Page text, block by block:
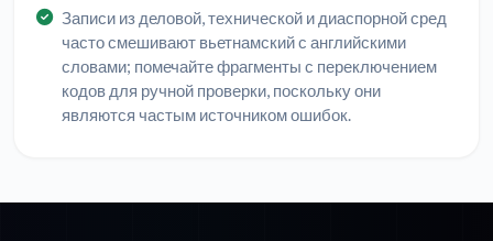
Записи из деловой, технической и диаспорной сред
часто смешивают вьетнамский с английскими
словами; помечайте фрагменты с переключением
кодов для ручной проверки, поскольку они
являются частым источником ошибок.